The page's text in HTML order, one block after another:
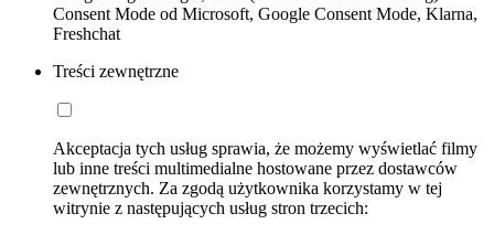
Consent Mode od Microsoft, Google Consent Mode, Klarna,
Freshchat
Treści zewnętrzne
Akceptacja tych usług sprawia, że możemy wyświetlać filmy
lub inne treści multimedialne hostowane przez dostawców
zewnętrznych. Za zgodą użytkownika korzystamy w tej
witrynie z następujących usług stron trzecich: